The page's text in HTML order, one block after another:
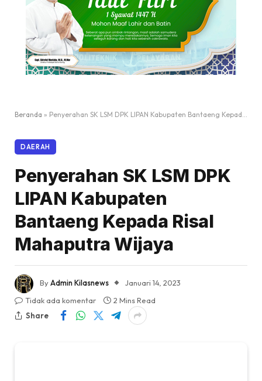
Beranda » Penyerahan SK LSM DPK LIPAN Kabupaten Bantaeng Kepada Risal Mahaputra Wijaya
DAERAH
Penyerahan SK LSM DPK
LIPAN Kabupaten
Bantaeng Kepada Risal
Mahaputra Wijaya
ByAdmin Kilasnews
Januari 14, 2023
Tidak ada komentar
2 Mins Read
Share